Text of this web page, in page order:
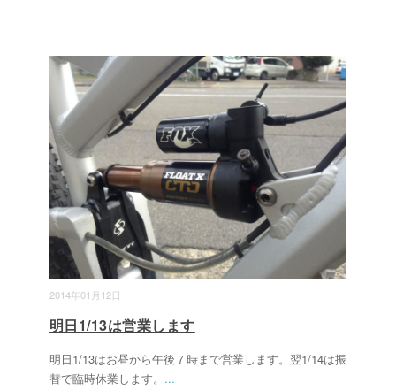
2014年01月12日
明日1/13は営業します
明日1/13はお昼から午後７時まで営業します。翌1/14は振
替で臨時休業します。 ...